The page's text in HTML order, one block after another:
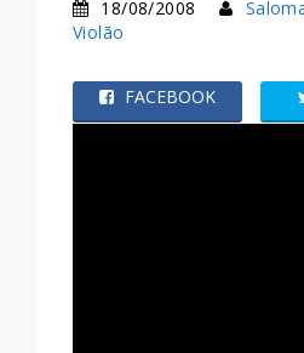
18/08/2008
Violão
FACEBOOK